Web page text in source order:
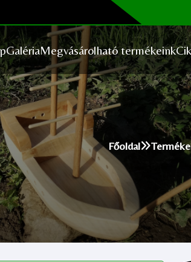
GalériaMegvásárolható termékeink
Főoldal